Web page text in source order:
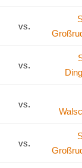
vs.
vs.
vs.
vs.